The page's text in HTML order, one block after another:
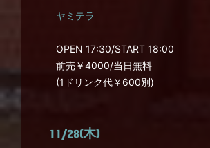
ヤミテラ
OPEN 17:30/START 18:00
前売￥4000/当日無料
(1ドリンク代￥600別)
11/28(木)